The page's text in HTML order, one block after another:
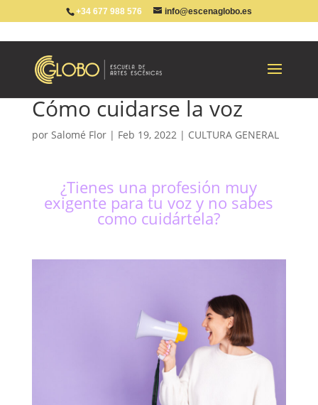
+34 677 988 576 info@escenaglobo.es
Cómo cuidarse la voz
por Salomé Flor| Feb 19, 2022| CULTURA GENERAL
¿Tienes una profesión muy
exigente para tu voz y no sabes
como cuidártela?